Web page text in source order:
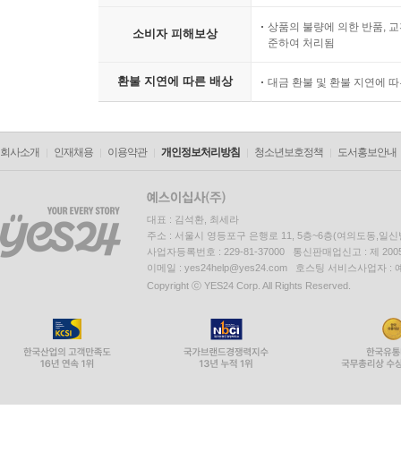
소비자 피해보상
상품의 불량에 의한 반품,
준하여 처리됨
환불 지연에 따른 배상 대금 환불 및 환불 지연에
회사소개 인재채용 이용약관 개인정보처리방침 청소년보호정책 도서홍보안내
대표 : 김석환, 최세라
주소 : 서울시 영등포구 은행로 11, 5층~6층(여의도동,일신
사업자등록번호 : 229-81-37000 통신판매업신고 : 제
이메일 : yes24help@yes24.com 호스팅 서비스사업자 :
Copyright ⓒ YES24 Corp. All Rights Reserved.